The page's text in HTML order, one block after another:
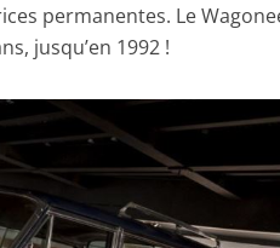
permanentes. Le
jusqu’en 1992 !